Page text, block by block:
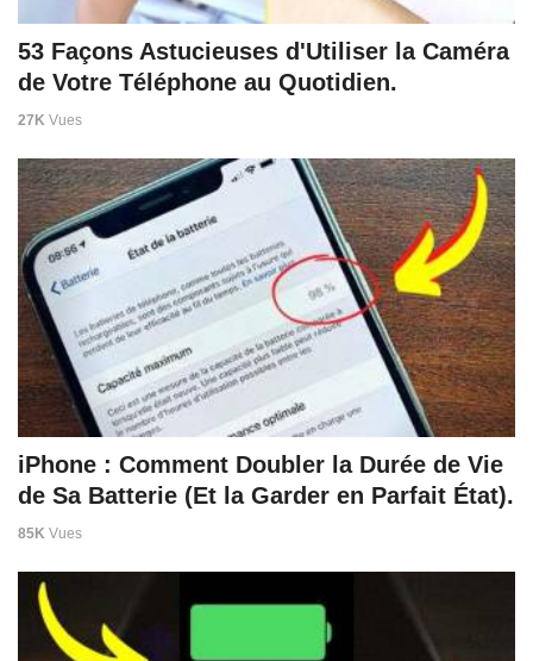
53 Façons Astucieuses d'Utiliser la Caméra
de Votre Téléphone au Quotidien.
27K Vues
iPhone : Comment Doubler la Durée de Vie
de Sa Batterie (Et la Garder en Parfait État).
85K Vues